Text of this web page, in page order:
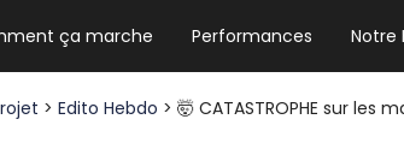
ça marche Performances Notre
NEWSLETTER
Les news crypto dont
>Edito Hebdo > 🤯 CATASTROPHE sur